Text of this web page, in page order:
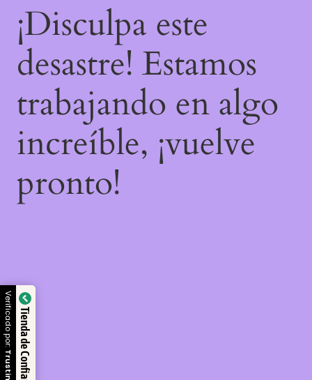
¡Disculpa este
desastre! Estamos
trabajando en algo
increíble, ¡vuelve
pronto!
Tienda de Confianza
Verificado por: